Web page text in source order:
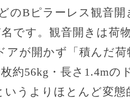
のBピラーレス観音開
です。観音開きは荷
アが開かず「積んだ荷
約56kg・長さ1.4mの
うよりほとんど変態